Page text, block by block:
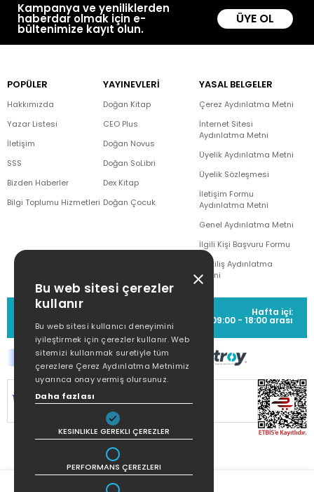
Kampanya ve yeniliklerden
haberdar olmak için e-
bültenimize kayıt olun.
ÜYE OL
POPÜLER
Hakkımızda
Yazar Listesi
İletişim
SSS
Bizden Haberler
Bilgi Toplumu Hizmetleri
YAYINEVLERİ
Doğan Kitap
CEO Plus
Doğan Novus
Doğan SoLibri
Dex Kitap
Doğan Çocuk
YASAL BELGELER
Çerez Aydınlatma Metni
İnternet Sitesi
Aydınlatma Metni
Üyelik Aydınlatma Metni
Üyelik Sözleşmesi
İletişim Formu
Aydınlatma Metni
Genel Aydınlatma Metni
İlgili Kişi Başvuru Formu
Çekiliş Aydınlatma
Metni
MÜŞTERİ HİZMETLERİ
(0212) 373 77 00
Hafta içi:
09:00 - 18:00 arası
SİTEMİZ
KORUNMAKTADIR.
Bu web sitesi çerezler
kullanır
Bu web sitesi kullanıcı deneyimini
iyileştirmek için çerezler kullanır. Web
sitemizi kullanmak suretiyle tüm
çerezlere Çerez Aydınlatma Metnimiz
uyarınca onay vermiş olursunuz.
Daha fazlası
KESINLIKLE GEREKLI ÇEREZLER
PERFORMANS ÇEREZLERI